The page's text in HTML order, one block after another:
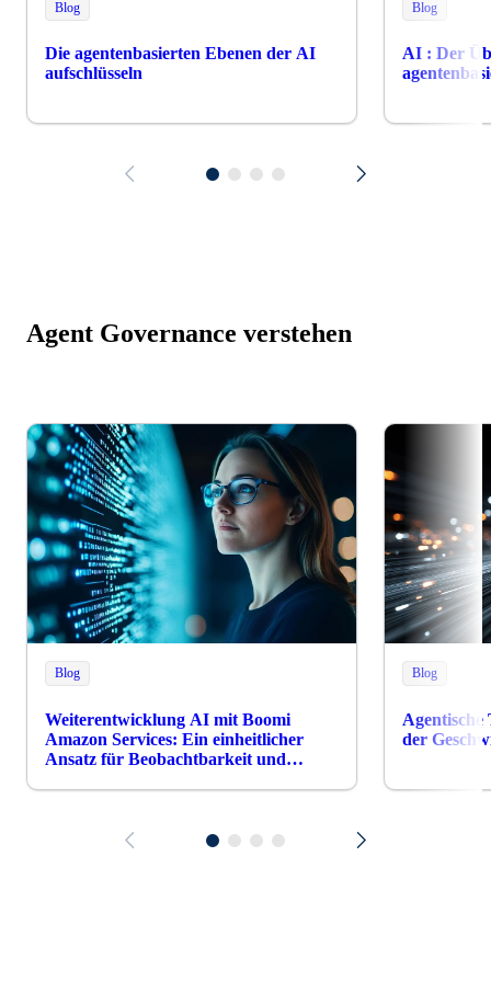
Blog
Die agentenbasierten Ebenen der AI
aufschlüsseln
Blog
AI : Der
Agent Governance verstehen
Blog
Weiterentwicklung AI mit Boomi
Amazon Services: Ein einheitlicher
Ansatz für Beobachtbarkeit und
Blog
der